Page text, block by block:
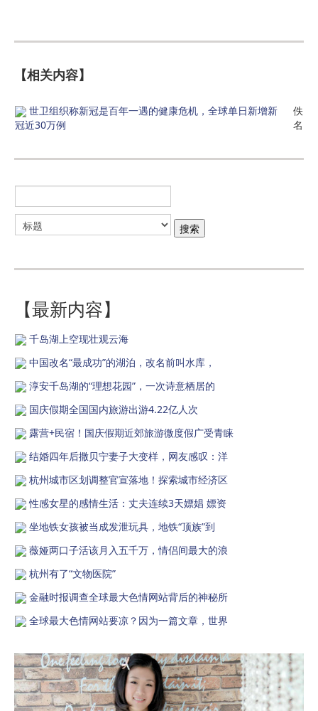
【相关内容】
世卫组织称新冠是百年一遇的健康危机，全球单日新增新
冠近30万例
佚
名
【最新内容】
千岛湖上空现壮观云海
中国改名“最成功”的湖泊，改名前叫水库，
淳安千岛湖的“理想花园”，一次诗意栖居的
国庆假期全国国内旅游出游4.22亿人次
露营+民宿！国庆假期近郊旅游微度假广受青睐
结婚四年后撒贝宁妻子大变样，网友感叹：洋
杭州城市区划调整官宣落地！探索城市经济区
性感女星的感情生活：丈夫连续3天嫖娼 嫖资
坐地铁女孩被当成发泄玩具，地铁“顶族”到
薇娅两口子活该月入五千万，情侣间最大的浪
杭州有了“文物医院”
金融时报调查全球最大色情网站背后的神秘所
全球最大色情网站要凉？因为一篇文章，世界